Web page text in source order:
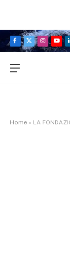
Facebook
X
Home » LA